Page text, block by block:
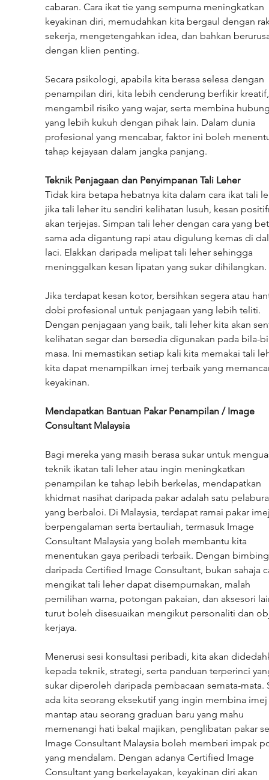
cabaran. Cara ikat tie yang sempurna meningkatkan
keyakinan diri, memudahkan kita bergaul dengan
sekerja, mengetengahkan idea, dan bahkan
dengan klien penting.
Secara psikologi, apabila kita berasa selesa dengan
penampilan diri, kita lebih cenderung berfikir
mengambil risiko yang wajar, serta membina
yang lebih kukuh dengan pihak lain. Dalam dunia
profesional yang mencabar, faktor ini boleh
tahap kejayaan dalam jangka panjang.
Teknik Penjagaan dan Penyimpanan Tali Leher
Tidak kira betapa hebatnya kita dalam cara ikat tali
jika tali leher itu sendiri kelihatan lusuh, kesan
akan terjejas. Simpan tali leher dengan cara yang
sama ada digantung rapi atau digulung kemas di
laci. Elakkan daripada melipat tali leher sehingga
meninggalkan kesan lipatan yang sukar dihilangkan.
Jika terdapat kesan kotor, bersihkan segera atau
dobi profesional untuk penjagaan yang lebih teliti.
Dengan penjagaan yang baik, tali leher kita akan
kelihatan segar dan bersedia digunakan pada bila-
masa. Ini memastikan setiap kali kita memakai tali
kita dapat menampilkan imej terbaik yang
keyakinan.
Mendapatkan Bantuan Pakar Penampilan / Image
Consultant Malaysia
Bagi mereka yang masih berasa sukar untuk
teknik ikatan tali leher atau ingin meningkatkan
penampilan ke tahap lebih berkelas, mendapatkan
khidmat nasihat daripada pakar adalah satu
yang berbaloi. Di Malaysia, terdapat ramai pakar
berpengalaman serta bertauliah, termasuk Image
Consultant Malaysia yang boleh membantu kita
menentukan gaya peribadi terbaik. Dengan
daripada Certified Image Consultant, bukan sahaja
mengikat tali leher dapat disempurnakan, malah
pemilihan warna, potongan pakaian, dan aksesori
turut boleh disesuaikan mengikut personaliti dan
kerjaya.
Menerusi sesi konsultasi peribadi, kita akan
kepada teknik, strategi, serta panduan terperinci
sukar diperoleh daripada pembacaan semata-mata.
ada kita seorang eksekutif yang ingin membina
mantap atau seorang graduan baru yang mahu
memenangi hati bakal majikan, penglibatan pakar
Image Consultant Malaysia boleh memberi impak
yang mendalam. Dengan adanya Certified Image
Consultant yang berkelayakan, keyakinan diri akan